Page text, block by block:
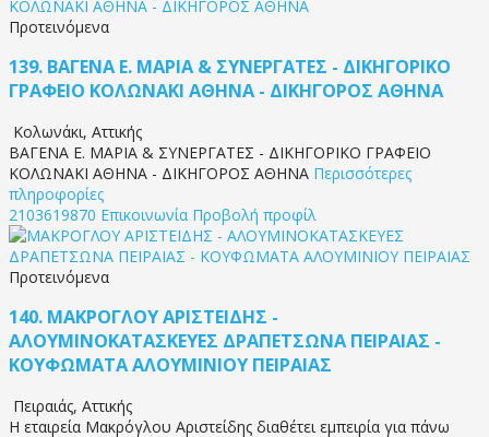
Προτεινόμενα
139. ΒΑΓΕΝΑ Ε. ΜΑΡΙΑ & ΣΥΝΕΡΓΑΤΕΣ - ΔΙΚΗΓΟΡΙΚΟ
ΓΡΑΦΕΙΟ ΚΟΛΩΝΑΚΙ ΑΘΗΝΑ - ΔΙΚΗΓΟΡΟΣ ΑΘΗΝΑ
Κολωνάκι, Αττικής
ΒΑΓΕΝΑ Ε. ΜΑΡΙΑ & ΣΥΝΕΡΓΑΤΕΣ - ΔΙΚΗΓΟΡΙΚΟ ΓΡΑΦΕΙΟ
ΚΟΛΩΝΑΚΙ ΑΘΗΝΑ - ΔΙΚΗΓΟΡΟΣ ΑΘΗΝΑ Περισσότερες
πληροφορίες
2103619870 Επικοινωνία Προβολή προφίλ
Προτεινόμενα
140. ΜΑΚΡΟΓΛΟΥ ΑΡΙΣΤΕΙΔΗΣ -
ΑΛΟΥΜΙΝΟΚΑΤΑΣΚΕΥΕΣ ΔΡΑΠΕΤΣΩΝΑ ΠΕΙΡΑΙΑΣ -
ΚΟΥΦΩΜΑΤΑ ΑΛΟΥΜΙΝΙΟΥ ΠΕΙΡΑΙΑΣ
Πειραιάς, Αττικής
Η εταιρεία Μακρόγλου Αριστείδης διαθέτει εμπειρία για πάνω